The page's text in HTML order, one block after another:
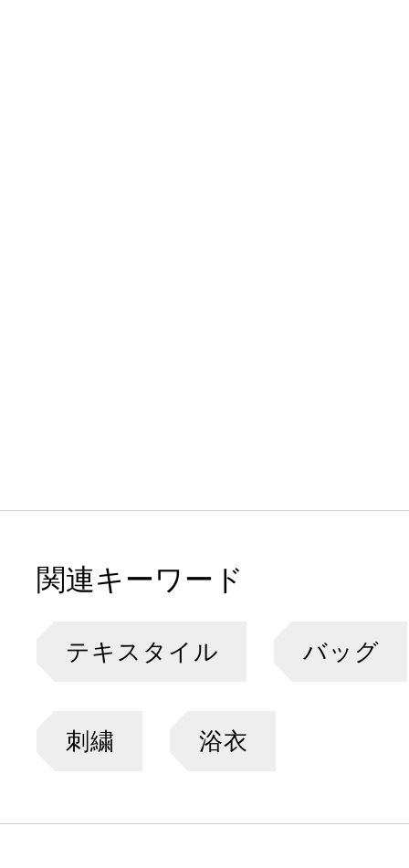
関連キーワード
テキスタイル バッグ
刺繍 浴衣